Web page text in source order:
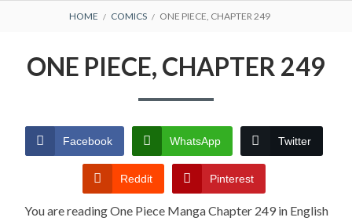
Primary
ONE PIECE
TERMS AND
CONDITIONS
BREADCRUMBS
HOME COMICS ONE PIECE, CHAPTER 249
ONE PIECE, CHAPTER 249
Facebook WhatsApp Twitter
Reddit Pinterest
You are reading One Piece Manga Chapter 249 in English